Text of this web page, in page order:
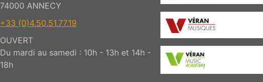
74000 ANNECY
+33 (0)4.50.51.77.19
OUVERT
Du mardi au samedi : 10h - 13h et 14h -
18h